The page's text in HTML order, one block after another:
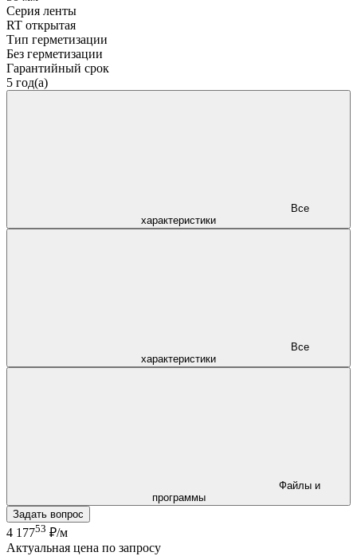
Серия ленты
RT открытая
Тип герметизации
Без герметизации
Гарантийный срок
5 год(а)
характеристики
характеристики
программы
Задать вопрос
4 17753 ₽/м
Актуальная цена по запросу